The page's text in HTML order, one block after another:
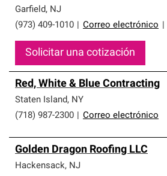
Garfield, NJ
(973) 409-1010
Correo electrónico
Solicitar una cotización
Red, White & Blue Contracting
Staten Island, NY
(718) 987-2300
Correo electrónico
Golden Dragon Roofing LLC
Hackensack, NJ